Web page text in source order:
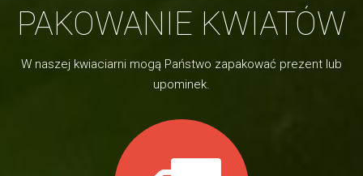
PAKOWANIE KWIATÓW
W naszej kwiaciarni mogą Państwo zapakować prezent lub
upominek.